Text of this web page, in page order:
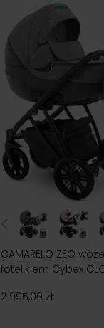
CAMARELO ZEO
fotelikiem Cybex
2 995,00 zł